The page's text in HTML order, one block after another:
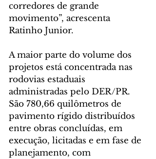
corredores de grande
movimento”, acrescenta
Ratinho Junior.
A maior parte do volume dos
projetos está concentrada nas
rodovias estaduais
administradas pelo DER/PR.
São 780,66 quilômetros de
pavimento rígido distribuídos
entre obras concluídas, em
execução, licitadas e em fase de
planejamento, com